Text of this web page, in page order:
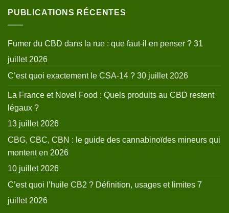
PUBLICATIONS RÉCENTES
Fumer du CBD dans la rue : que faut-il en penser ? 31
juillet 2026
C’est quoi exactement le CSA-14 ? 30 juillet 2026
La France et Novel Food : Quels produits au CBD restent
légaux ?
13 juillet 2026
CBG, CBC, CBN : le guide des cannabinoïdes mineurs qui
montent en 2026
10 juillet 2026
C’est quoi l’huile CB2 ? Définition, usages et limites 7
juillet 2026